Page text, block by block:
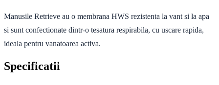
Manusile Retrieve au o membrana HWS rezistenta la vant si la apa
si sunt confectionate dintr-o tesatura respirabila, cu uscare rapida,
ideala pentru vanatoarea activa.
Specificatii